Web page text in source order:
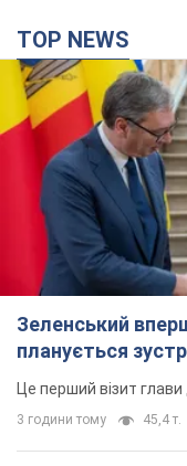
Зеленський
планується
Це перший візит
3 години тому 45,4 т.
"Верніть
поспіль
картонками.
Учасники акцій
2 години тому 1,4 т.
Сенат США